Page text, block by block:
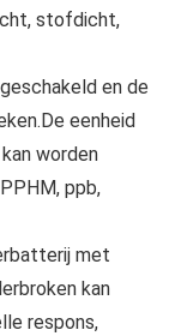
stofdicht,
en de
eenheid
worden
ppb,
met
kan
respons,